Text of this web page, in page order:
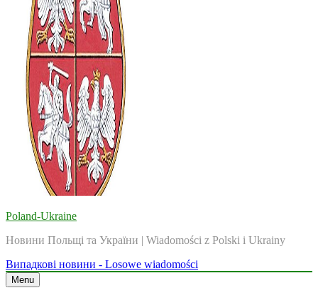
Poland-Ukraine
Новини Польщі та України | Wiadomości z Polski i Ukrainy
Випадкові новини - Losowe wiadomości
Menu